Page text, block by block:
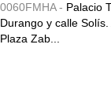
0060FMHA - Palacio
Durango y calle
Plaza Zab...